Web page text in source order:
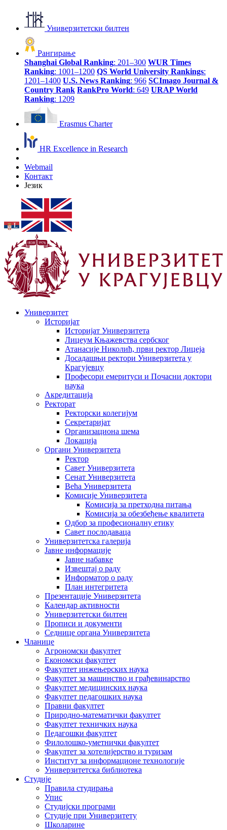
Универзитетски билтен
Рангирање
Shanghai Global Ranking: 201–300 WUR Times
Ranking: 1001–1200 QS World University Rankings:
1201–1400 U.S. News Ranking: 966 SCImago Journal &
Country Rank RankPro World: 649 URAP World
Ranking: 1209
Erasmus Charter
HR Excellence in Research
Webmail
Контакт
Језик
Универзитет
Историјат
Историјат Универзитета
Лицеум Књажевства сербског
Атанасије Николић, први ректор Лицеја
Досадашњи ректори Универзитета у
Крагујевцу
Професори емеритуси и Почасни доктори
наука
Акредитација
Ректорат
Ректорски колегијум
Секретаријат
Организациона шема
Локација
Органи Универзитета
Ректор
Савет Универзитета
Сенат Универзитета
Већа Универзитета
Комисије Универзитета
Комисија за претходна питања
Комисија за обезбеђење квалитета
Одбор за професионалну етику
Савет послодаваца
Универзитетска галерија
Јавне информације
Јавне набавке
Извештај о раду
Информатор о раду
План интегритета
Презентације Универзитета
Календар активности
Универзитетски билтен
Прописи и документи
Седнице органа Универзитета
Чланице
Агрономски факултет
Економски факултет
Факултет инжењерских наука
Факултет за машинство и грађевинарство
Факултет медицинских наука
Факултет педагошких наука
Правни факултет
Природно-математички факултет
Факултет техничких наука
Педагошки факултет
Филолошко-уметнички факултет
Факултет за хотелијерство и туризам
Институт за информационе технологије
Универзитетска библиотека
Студије
Правила студирања
Упис
Студијски програми
Студије при Универзитету
Школарине